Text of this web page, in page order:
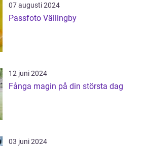
07 augusti 2024
Passfoto Vällingby
12 juni 2024
Fånga magin på din största dag
03 juni 2024